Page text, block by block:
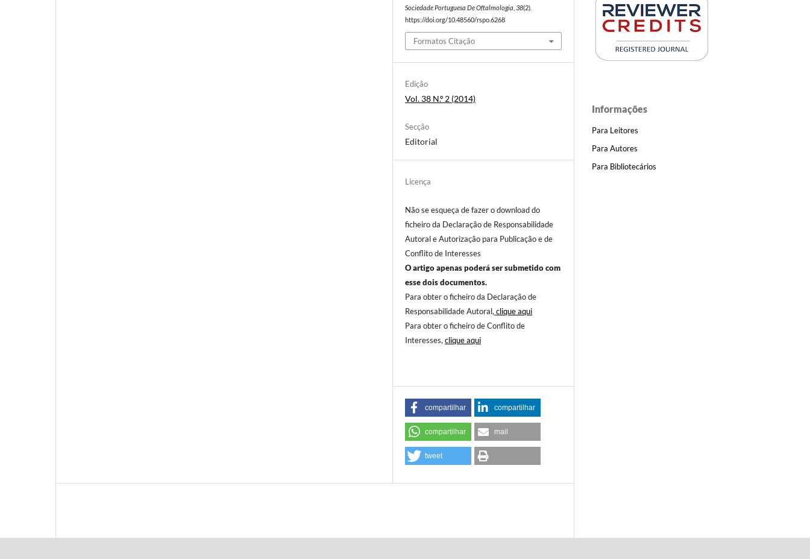
Sociedade Portuguesa De Oftalmologia ,38(2).
https://doi.org/10.48560/rspo.6268
Formatos Citação
Edição
Vol. 38 N.º 2 (2014)
Secção
Editorial
Licença
Não se esqueça de fazer o download do
ficheiro da Declaração de Responsabilidade
Autoral e Autorização para Publicação e de
Conflito de Interesses
O artigo apenas poderá ser submetido com
esse dois documentos.
Para obter o ficheiro da Declaração de
Responsabilidade Autoral, clique aqui
Para obter o ficheiro de Conflito de
Interesses,clique aqui
compartilhar compartilhar
compartilhar mail
tweet
Informações
Para Leitores
Para Autores
Para Bibliotecários